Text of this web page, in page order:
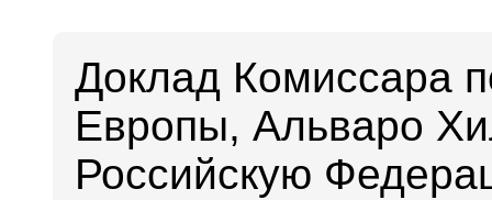
Доклад Комиссара
Европы, Альваро
Российскую